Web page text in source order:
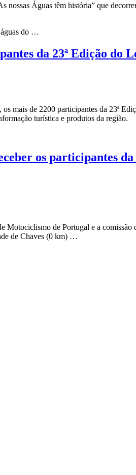
Águas têm história” que
águas do …
da 23ª Edição do
mais de 2200 participantes da 23ª
turística e produtos da região.
os participantes da
Motociclismo de Portugal e a
de Chaves (0 km) …